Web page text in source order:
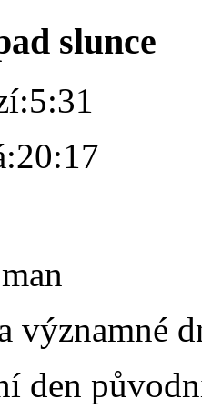
slunce
5:31
20:17
významné
den